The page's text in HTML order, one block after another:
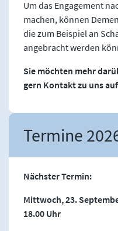
Um das Engagement
machen, können
die zum Beispiel an
angebracht werden
Sie möchten mehr
gern Kontakt zu uns
Termine
Nächster Termin:
Mittwoch, 23.
18.00 Uhr